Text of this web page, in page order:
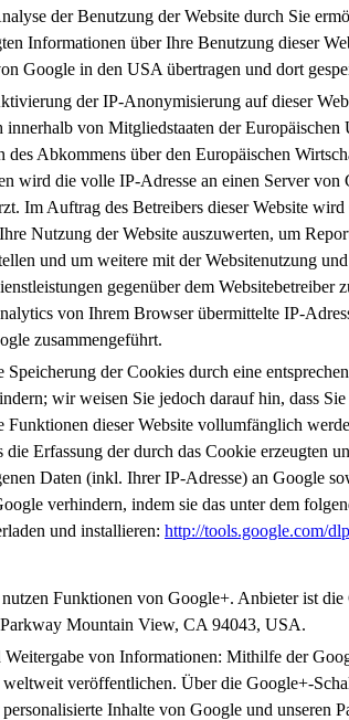
der Benutzung der Website durch Sie
Informationen über Ihre Benutzung dieser
Google in den USA übertragen und dort
der IP-Anonymisierung auf dieser
innerhalb von Mitgliedstaaten der Europäischen
des Abkommens über den Europäischen
wird die volle IP-Adresse an einen Server von
Im Auftrag des Betreibers dieser Website
Nutzung der Website auszuwerten, um
und um weitere mit der Websitenutzung
gegenüber dem Websitebetreiber
von Ihrem Browser übermittelte IP-
zusammengeführt.
Speicherung der Cookies durch eine
wir weisen Sie jedoch darauf hin, dass
Funktionen dieser Website vollumfänglich
die Erfassung der durch das Cookie erzeugten
Daten (inkl. Ihrer IP-Adresse) an Google
verhindern, indem sie das unter dem
und installieren: http://tools.google.com/
nutzen Funktionen von Google+. Anbieter ist
Mountain View, CA 94043, USA.
Weitergabe von Informationen: Mithilfe der
veröffentlichen. Über die Google+-
Inhalte von Google und unseren